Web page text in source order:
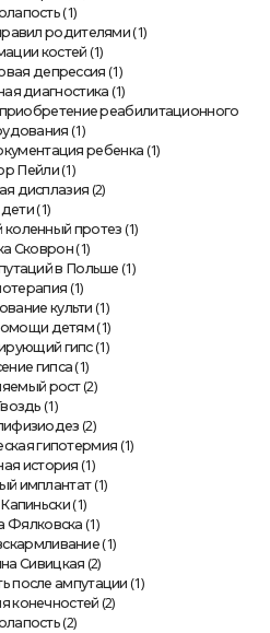
(1)
родителями (1)
костей (1)
депрессия (1)
диагностика (1)
реабилитационного
(1)
ребенка (1)
Пейли(1)
дисплазия (2)
дети (1)
коленный протез (1)
Сковрон(1)
в Польше (1)
(1)
культи (1)
детям (1)
гипс(1)
гипса (1)
рост(2)
(1)
(2)
гипотермия (1)
история (1)
имплантат(1)
(1)
Фялковска (1)
(1)
Сивицкая (2)
после ампутации (1)
конечностей (2)
(2)